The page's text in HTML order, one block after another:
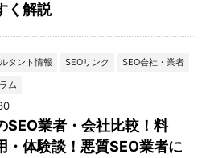
く解説
タント情報 SEOリンク
SEO会社・業者
ム
SEO業者・会社比較！料
・体験談！悪質SEO業者に